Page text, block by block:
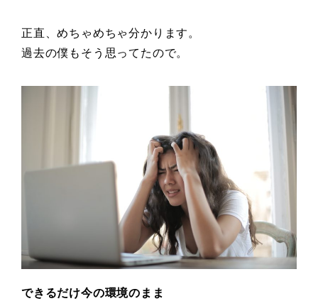
正直、めちゃめちゃ分かります。
過去の僕もそう思ってたので。
できるだけ今の環境のまま